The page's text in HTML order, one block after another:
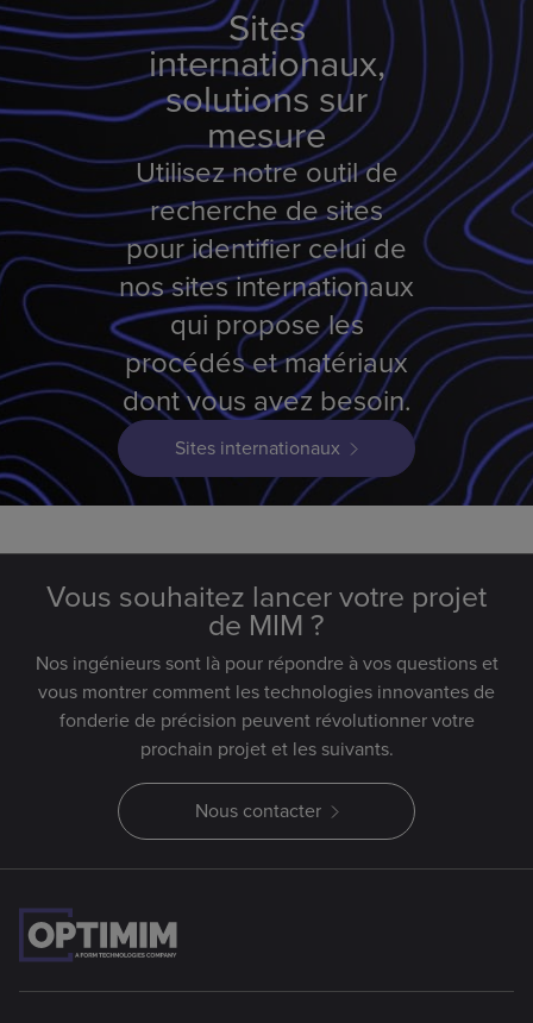
Sites
internationaux,
solutions sur
mesure
Utilisez notre outil de
recherche de sites
pour identifier celui de
nos sites internationaux
qui propose les
procédés et matériaux
dont vous avez besoin.
Sites internationaux
Vous souhaitez lancer votre projet
de MIM ?
Nos ingénieurs sont là pour répondre à vos questions et
vous montrer comment les technologies innovantes de
fonderie de précision peuvent révolutionner votre
prochain projet et les suivants.
Nous contacter